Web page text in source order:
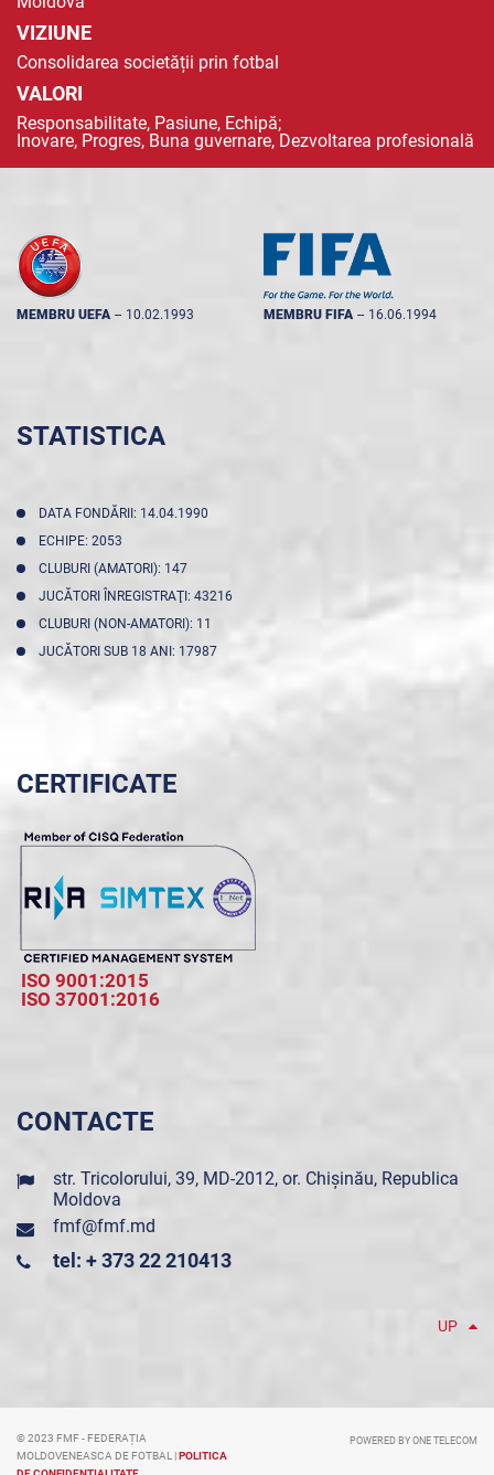
VIZIUNE
Consolidarea societății prin fotbal
VALORI
Responsabilitate, Pasiune, Echipă;
Inovare, Progres, Buna guvernare, Dezvoltarea profesională
MEMBRU UEFA -- 10.02.1993 MEMBRU FIFA -- 16.06.1994
STATISTICA
DATA FONDĂRII: 14.04.1990
ECHIPE: 2053
CLUBURI (AMATORI): 147
JUCĂTORI ÎNREGISTRAŢI: 43216
CLUBURI (NON-AMATORI): 11
JUCĂTORI SUB 18 ANI: 17987
CERTIFICATE
ISO 9001:2015
ISO 37001:2016
CONTACTE
str. Tricolorului, 39, MD-2012, or. Chișinău, Republica
Moldova
fmf@fmf.md
tel: + 373 22 210413
UP
© 2023 FMF - FEDERAȚIA
MOLDOVENEASCA DE FOTBAL |POLITICA
POWERED BY ONE TELECOM